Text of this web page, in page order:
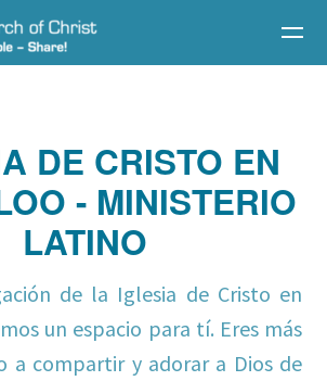
DE CRISTO EN
- MINISTERIO
LATINO
de la Iglesia de Cristo en
un espacio para tí. Eres más
a compartir y adorar a Dios de